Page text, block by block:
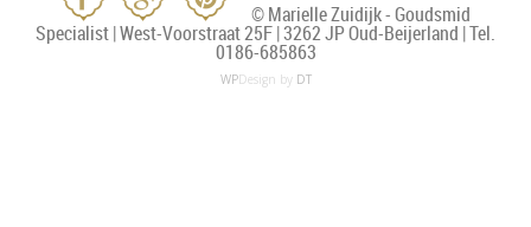
© Marielle Zuidijk - Goudsmid
Specialist | West-Voorstraat 25F | 3262 JP Oud-Beijerland | Tel.
0186-685863
WPDesign by DT